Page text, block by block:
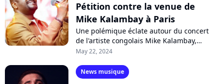
Pétition contre la venue de
Mike Kalambay à Paris
Une polémique éclate autour du concert
de l'artiste congolais Mike Kalambay,
prévu le 26 mai au Zénith de Paris.
May 22, 2024
News musique